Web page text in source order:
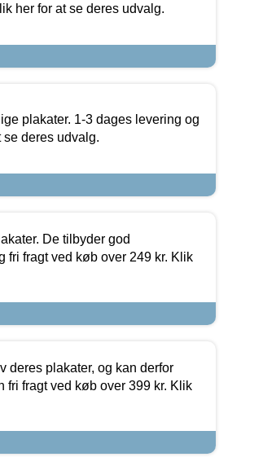
her for at se deres udvalg.
plakater. 1-3 dages levering og
se deres udvalg.
De tilbyder god
fri fragt ved køb over 249 kr. Klik
deres plakater, og kan derfor
fri fragt ved køb over 399 kr. Klik